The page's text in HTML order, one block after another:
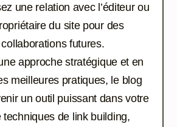
une relation avec l’éditeur ou
du site pour des
collaborations futures.
approche stratégique et en
meilleures pratiques, le blog
un outil puissant dans votre
techniques de link building,